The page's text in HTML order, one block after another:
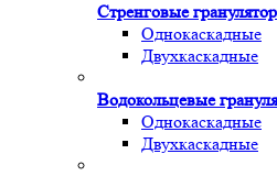
Стренговые
Однокаскадные
Двухкаскадные
Водокольцевые
Однокаскадные
Двухкаскадные